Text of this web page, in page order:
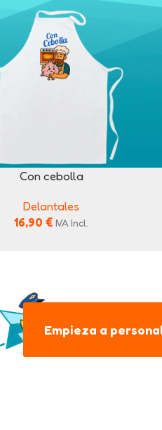
Con cebolla
Delantales
16,90 € IVA Incl.
Empieza a